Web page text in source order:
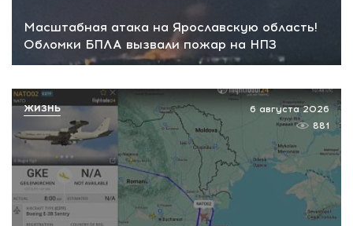
Масштабная атака на Ярославскую область!
Обломки БПЛА вызвали пожар на НПЗ
6 августа 2026
881
ЖИЗНЬ